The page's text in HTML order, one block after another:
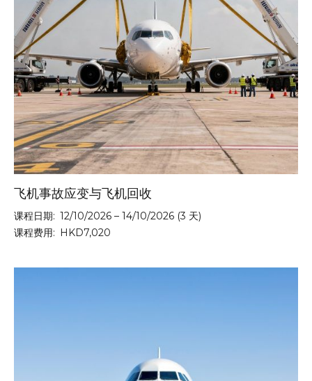
飞机事故应变与飞机回收
课程日期: 12/10/2026 – 14/10/2026 (3 天)
课程费用: HKD7,020